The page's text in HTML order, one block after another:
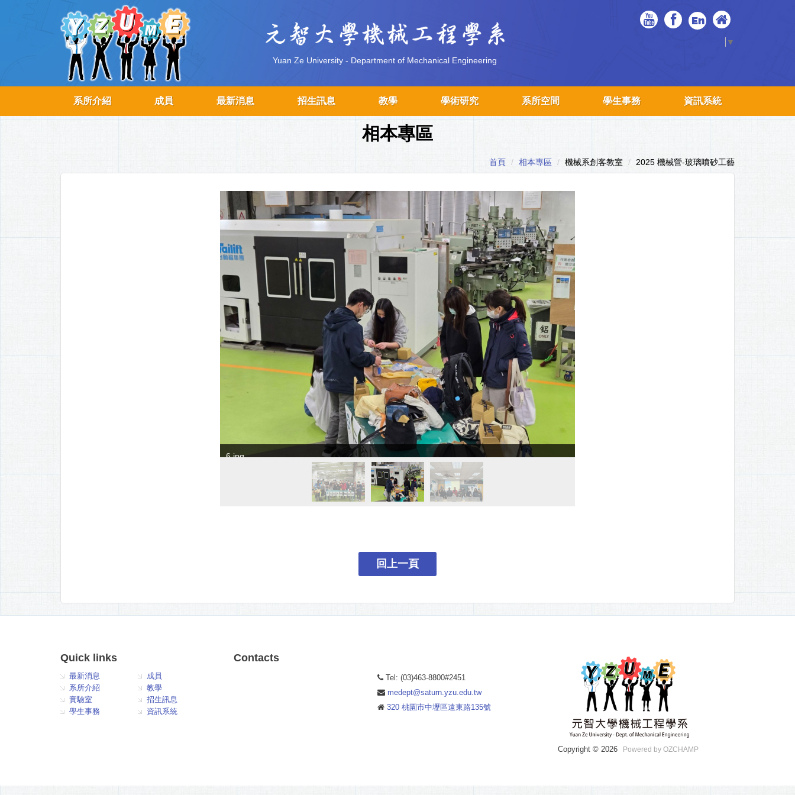
Yuan Ze University - Department of Mechanical Engineering
En
▼
系所介紹 成員 最新消息 招生訊息 教學 學術研究 系所空間 學生事務 資訊系統
相本專區
首頁 相本專區 機械系創客教室 2025 機械營-玻璃噴砂工藝
6.jpg
回上一頁
Quick links
最新消息
成員
系所介紹
教學
實驗室
招生訊息
學生事務
資訊系統
Contacts
Tel: (03)463-8800#2451
medept@saturn.yzu.edu.tw
320 桃園市中壢區遠東路135號
Copyright © 2026 Powered by OZCHAMP